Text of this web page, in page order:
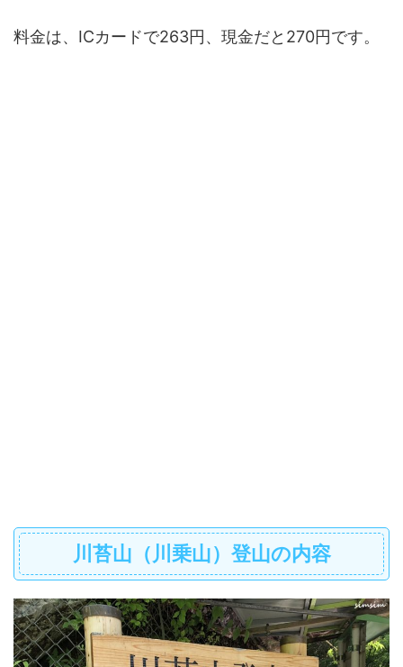
料金は、ICカードで263円、現金だと270円です。
川苔山（川乗山）登山の内容